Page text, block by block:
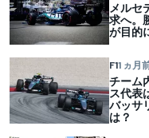
メルセ
求へ。
が目的
F11 ヵ月
チーム
ス代表
バッサ
は？